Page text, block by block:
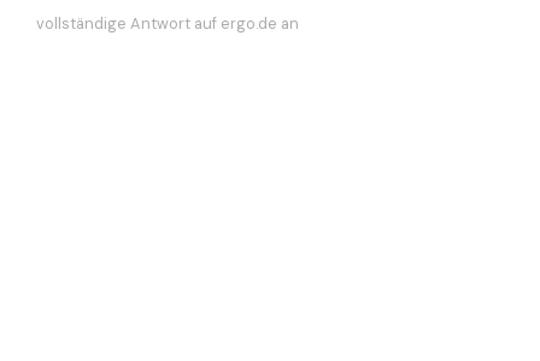
vollständige Antwort auf ergo.de an